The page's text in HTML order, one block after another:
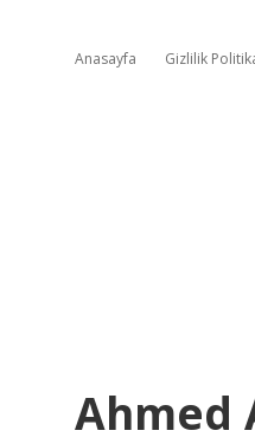
Anasayfa Gizlilik
Ahmed